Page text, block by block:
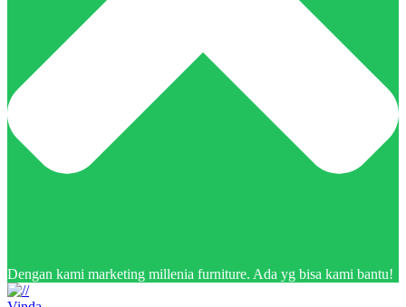
Dengan kami marketing millenia furniture. Ada yg bisa kami bantu!